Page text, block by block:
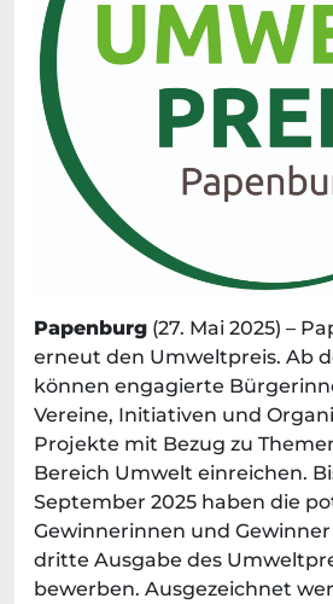
Papenburg (27. Mai 2025) –
erneut den Umweltpreis. Ab
können engagierte
Vereine, Initiativen und
Projekte mit Bezug zu
Bereich Umwelt einreichen.
September 2025 haben die
Gewinnerinnen und
dritte Ausgabe des
bewerben. Ausgezeichnet